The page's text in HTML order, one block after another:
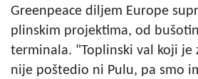
Greenpeace diljem Europe
plinskim projektima, od
terminala. "Toplinski val koji je
nije poštedio ni Pulu, pa smo